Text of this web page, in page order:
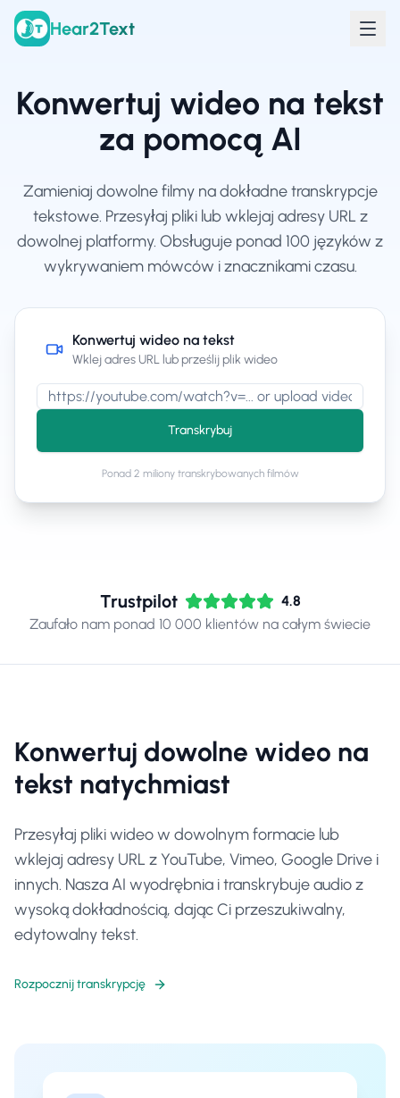
Hear2Text
Konwertuj wideo na tekst
za pomocą AI
Zamieniaj dowolne filmy na dokładne transkrypcje
tekstowe. Przesyłaj pliki lub wklejaj adresy URL z
dowolnej platformy. Obsługuje ponad 100 języków z
wykrywaniem mówców i znacznikami czasu.
Konwertuj wideo na tekst
Wklej adres URL lub prześlij plik wideo
Transkrybuj
Ponad 2 miliony transkrybowanych filmów
Trustpilot
4.8
Zaufało nam ponad 10 000 klientów na całym świecie
Konwertuj dowolne wideo na
tekst natychmiast
Przesyłaj pliki wideo w dowolnym formacie lub
wklejaj adresy URL z YouTube, Vimeo, Google Drive i
innych. Nasza AI wyodrębnia i transkrybuje audio z
wysoką dokładnością, dając Ci przeszukiwalny,
edytowalny tekst.
Rozpocznij transkrypcję